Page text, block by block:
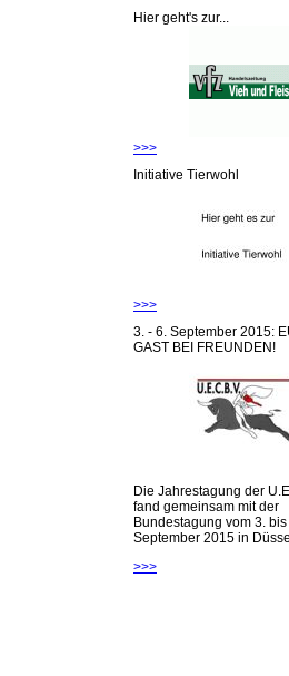
Hier geht's zur...
>>>
Initiative Tierwohl
>>>
3. - 6. September 2015:
GAST BEI FREUNDEN!
Die Jahrestagung der
fand gemeinsam mit der
Bundestagung vom 3. bis
September 2015 in
>>>